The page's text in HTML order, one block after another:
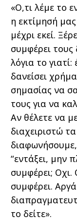
«Ο,τι λέμε το
η εκτίμησή
μέχρι εκεί.
συμφέρει τους
λόγια το
δανείσει
σημασίας να
τους για να
Αν θέλετε να
διαχειριστώ
“εντάξει, μην
συμφέρει; Οχι.
συμφέρει.
το δείτε».